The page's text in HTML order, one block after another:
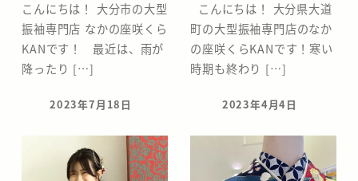
こんにちは！ 大分市の大型
振袖専門店 なかの座咲くら
KANです！ 最近は、雨が
降ったり […]
投稿日
2023年7月18日
こんにちは！ 大分県大道
町の大型振袖専門店のなか
の座咲くらKANです！寒い
時期も終わり […]
投稿日
2023年4月4日